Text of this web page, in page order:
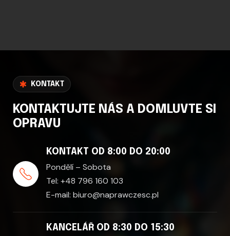
KONTAKT
KONTAKTUJTE NÁS A DOMLUVTE SI
OPRAVU
KONTAKT OD 8:00 DO 20:00
Pondělí – Sobota
Tel: +48 796 160 103
E-mail: biuro@naprawczesc.pl
KANCELÁŘ OD 8:30 DO 15:30